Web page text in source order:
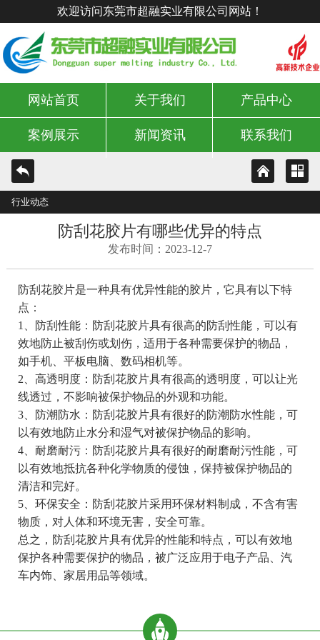
欢迎访问东莞市超融实业有限公司网站！
网站首页 关于我们 产品中心
案例展示 新闻资讯 联系我们
行业动态
防刮花胶片有哪些优异的特点
发布时间：2023-12-7
防刮花胶片是一种具有优异性能的胶片，它具有以下特
点：
1、防刮性能：防刮花胶片具有很高的防刮性能，可以有
效地防止被刮伤或划伤，适用于各种需要保护的物品，
如手机、平板电脑、数码相机等。
2、高透明度：防刮花胶片具有很高的透明度，可以让光
线透过，不影响被保护物品的外观和功能。
3、防潮防水：防刮花胶片具有很好的防潮防水性能，可
以有效地防止水分和湿气对被保护物品的影响。
4、耐磨耐污：防刮花胶片具有很好的耐磨耐污性能，可
以有效地抵抗各种化学物质的侵蚀，保持被保护物品的
清洁和完好。
5、环保安全：防刮花胶片采用环保材料制成，不含有害
物质，对人体和环境无害，安全可靠。
总之，防刮花胶片具有优异的性能和特点，可以有效地
保护各种需要保护的物品，被广泛应用于电子产品、汽
车内饰、家居用品等领域。